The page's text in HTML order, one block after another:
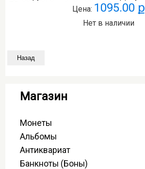
Цена: 1095.00 ք
Нет в наличии
Магазин
Монеты
Альбомы
Антиквариат
Банкноты (Боны)